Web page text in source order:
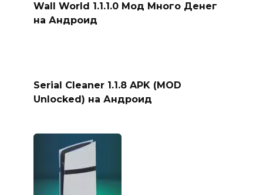
Wall World 1.1.1.0 Мод Много Денег
на Андроид
Serial Cleaner 1.1.8 APK (MOD
Unlocked) на Андроид